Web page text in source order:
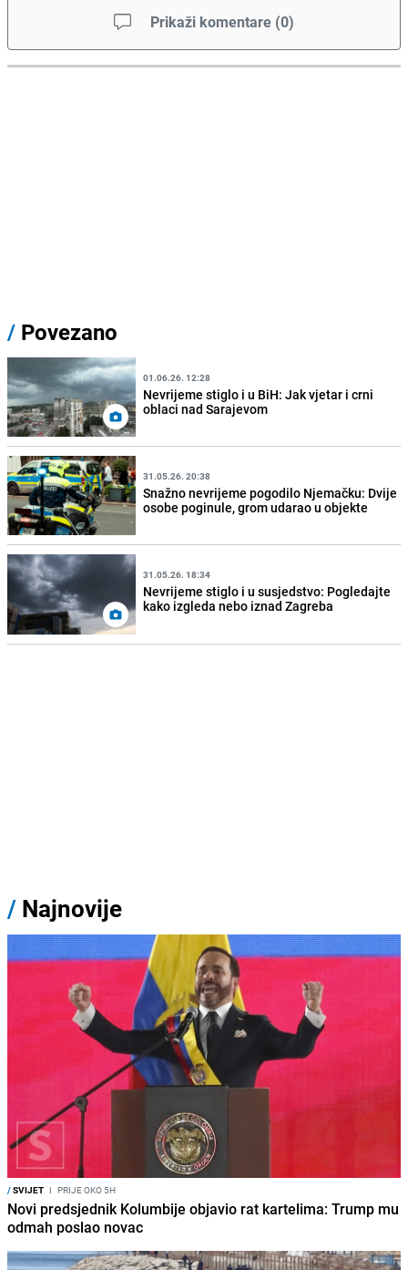
Prikaži komentare (0)
/ Povezano
01.06.26. 12:28
Nevrijeme stiglo i u BiH: Jak vjetar i crni
oblaci nad Sarajevom
31.05.26. 20:38
Snažno nevrijeme pogodilo Njemačku: Dvije
osobe poginule, grom udarao u objekte
31.05.26. 18:34
Nevrijeme stiglo i u susjedstvo: Pogledajte
kako izgleda nebo iznad Zagreba
/ Najnovije
/SVIJET I PRIJE OKO 5H
Novi predsjednik Kolumbije objavio rat kartelima: Trump mu
odmah poslao novac